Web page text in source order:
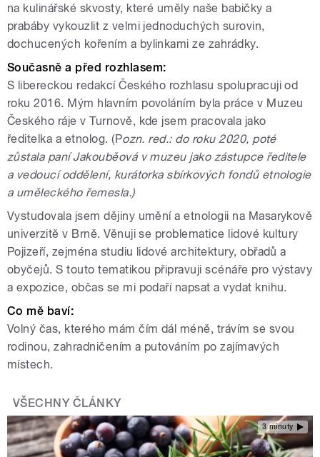
na kulinářské skvosty, které uměly naše babičky a
prabáby vykouzlit z velmi jednoduchých surovin,
dochucených kořením a bylinkami ze zahrádky.
Současně a před rozhlasem:
S libereckou redakcí Českého rozhlasu spolupracuji od
roku 2016. Mým hlavním povoláním byla práce v Muzeu
Českého ráje v Turnově, kde jsem pracovala jako
ředitelka a etnolog. (Pozn. red.: do roku 2020, poté
zůstala paní Jakouběová v muzeu jako zástupce ředitele
a vedoucí oddělení, kurátorka sbírkových fondů etnologie
a uměleckého řemesla.)
Vystudovala jsem dějiny umění a etnologii na Masarykově
univerzitě v Brně. Věnuji se problematice lidové kultury
Pojizeří, zejména studiu lidové architektury, obřadů a
obyčejů. S touto tematikou připravuji scénáře pro výstavy
a expozice, občas se mi podaří napsat a vydat knihu.
Co mě baví:
Volný čas, kterého mám čím dál méně, trávím se svou
rodinou, zahradničením a putováním po zajímavých
místech.
VŠECHNY ČLÁNKY
3 minuty